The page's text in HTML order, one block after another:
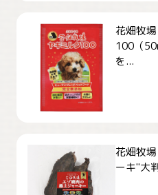
花畑牧
100（
を...
花畑牧
ーキ"大